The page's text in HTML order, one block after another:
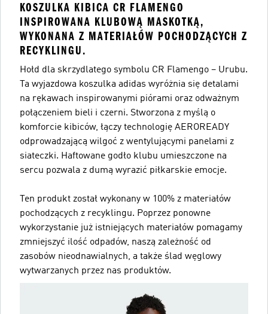
KOSZULKA KIBICA CR FLAMENGO
INSPIROWANA KLUBOWĄ MASKOTKĄ,
WYKONANA Z MATERIAŁÓW POCHODZĄCYCH Z
RECYKLINGU.
Hołd dla skrzydlatego symbolu CR Flamengo – Urubu.
Ta wyjazdowa koszulka adidas wyróżnia się detalami
na rękawach inspirowanymi piórami oraz odważnym
połączeniem bieli i czerni. Stworzona z myślą o
komforcie kibiców, łączy technologię AEROREADY
odprowadzającą wilgoć z wentylującymi panelami z
siateczki. Haftowane godło klubu umieszczone na
sercu pozwala z dumą wyrazić piłkarskie emocje.
Ten produkt został wykonany w 100% z materiałów
pochodzących z recyklingu. Poprzez ponowne
wykorzystanie już istniejących materiałów pomagamy
zmniejszyć ilość odpadów, naszą zależność od
zasobów nieodnawialnych, a także ślad węglowy
wytwarzanych przez nas produktów.